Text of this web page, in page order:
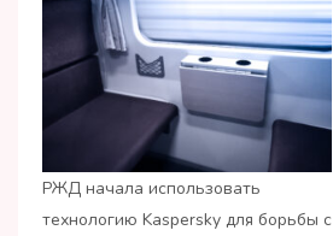
РЖД начала использовать
технологию Kaspersky для борьбы с